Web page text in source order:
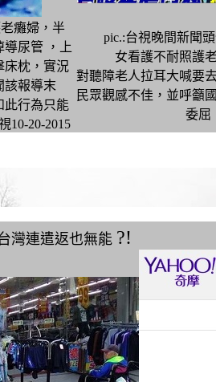
癱婦，半
尿管 ，上
床枕，實況
該報導末
此行為只能
10-20-2015
pic.:台視晚間新聞
女看護不耐照護
對聽障老人拉耳大喊要
民眾觀感不佳，並呼籲
委屈
灣連遣返也無能 ?!